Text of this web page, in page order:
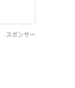
スポンサー